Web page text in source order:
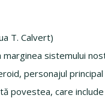
T. Calvert)
marginea sistemului
personajul
povestea, care